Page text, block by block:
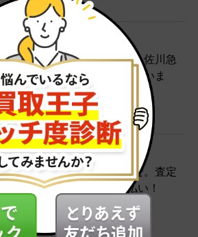
STEP2 発送
送料無料でご自宅から発送！佐川急
便がご自宅まで引き取りに伺いま
す。
STEP3 ご入金
査定結果はメールでお知らせ。査定
結果がOKなら金額をお支払い！